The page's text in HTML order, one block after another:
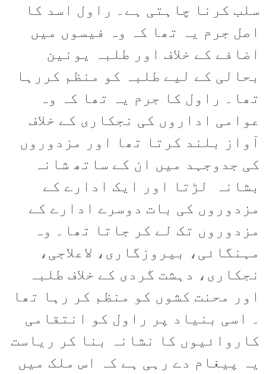
سلب کرنا چاہتی ہے۔ راول اسد کا
اصل جرم یہ تھا کہ وہ فیسوں میں
اضافے کے خلاف اور طلبہ یونین
بحالی کے لیے طلبہ کو منظم کررہا
تھا۔ راول کا جرم یہ تھا کہ وہ
عوامی اداروں کی نجکاری کے خلاف
آواز بلند کرتا تھا اور مزدوروں
کی جدوجہد میں ان کے ساتھ شانہ
بشانہ لڑتا اور ایک ادارے کے
مزدوروں کی بات دوسرے ادارے کے
مزدوروں تک لے کر جاتا تھا۔ وہ
مہنگائی، بیروزگاری، لاعلاجی،
نجکاری، دہشت گردی کے خلاف طلبہ
اور محنت کشوں کو منظم کر رہا تھا
۔ اسی بنیاد پر راول کو انتقامی
کاروائیوں کا نشانہ بنا کر ریاست
یہ پیغام دے رہی ہے کہ اس ملک میں